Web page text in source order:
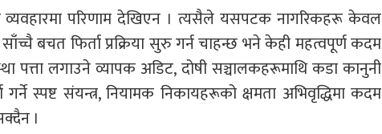
व्यवहारमा परिणाम देखिएन । त्यसैले यसपटक नागरिकहरू केवल
बचत फिर्ता प्रक्रिया सुरु गर्न चाहन्छ भने केही महत्वपूर्ण कदम
पत्ता लगाउने व्यापक अडिट, दोषी सञ्चालकहरूमाथि कडा कानुनी
स्पष्ट संयन्त्र, नियामक निकायहरूको क्षमता अभिवृद्धिमा कदम
।